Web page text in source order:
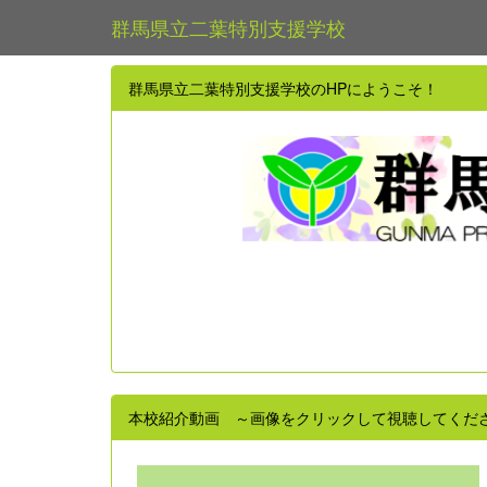
群馬県立二葉特別支援学校
群馬県立二葉特別支援学校のHPにようこそ！
本校紹介動画 ～画像をクリックして視聴してくだ